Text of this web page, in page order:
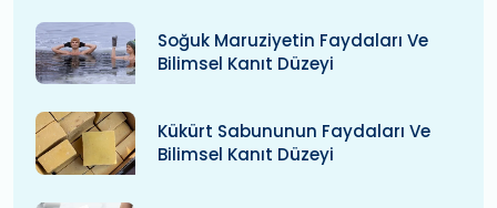
Soğuk Maruziyetin Faydaları Ve
Bilimsel Kanıt Düzeyi
Kükürt Sabununun Faydaları Ve
Bilimsel Kanıt Düzeyi